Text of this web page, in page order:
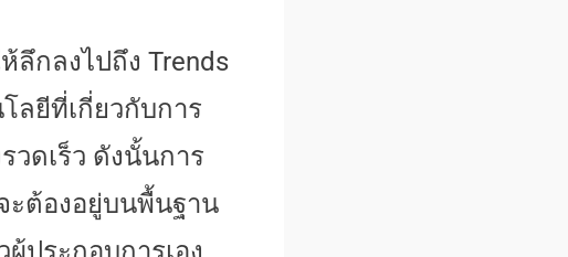
ลึกลงไปถึง Trends
ลยีที่เกี่ยวกับการ
วดเร็ว ดังนั้นการ
ะต้องอยู่บนพื้นฐาน